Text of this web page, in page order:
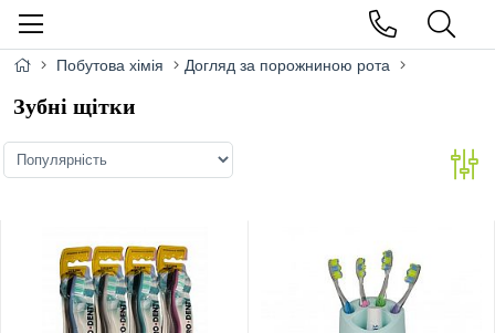
Побутова хімія Догляд за порожниною рота
Зубні щітки